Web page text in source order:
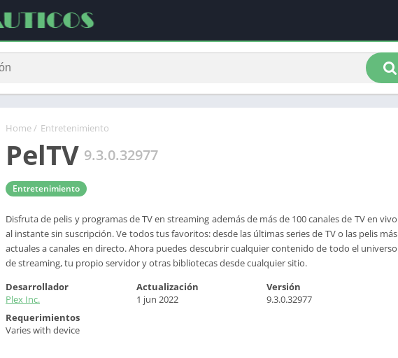
Home/ Entretenimiento
PelTV 9.3.0.32977
Entretenimiento
Disfruta de pelis y programas de TV en streaming además de más de 100 canales de TV en vivo
al instante sin suscripción. Ve todos tus favoritos: desde las últimas series de TV o las pelis más
actuales a canales en directo. Ahora puedes descubrir cualquier contenido de todo el universo
de streaming, tu propio servidor y otras bibliotecas desde cualquier sitio.
Desarrollador
Plex Inc.
Actualización
1 jun 2022
Versión
9.3.0.32977
Requerimientos
Varies with device